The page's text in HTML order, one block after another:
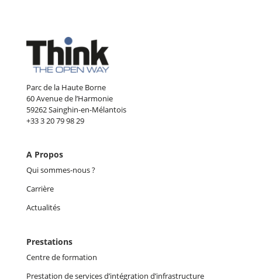
Parc de la Haute Borne
60 Avenue de l’Harmonie
59262 Sainghin-en-Mélantois
+33 3 20 79 98 29
A Propos
Qui sommes-nous ?
Carrière
Actualités
Prestations
Centre de formation
Prestation de services d’intégration d’infrastructure